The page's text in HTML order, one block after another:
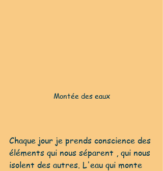
Montée des eaux
Chaque jour je prends conscience des
éléments qui nous séparent , qui nous
isolent des autres. L'eau qui monte